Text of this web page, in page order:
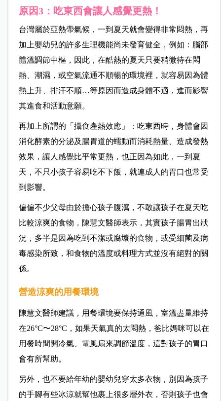
原因3：吃東西會讓人感覺更熱！
台灣屬於亞熱帶氣候，一到夏天就會變得非常悶熱，再
加上嬰幼兒的許多生理機能尚未發育健全，例如：腦部
體溫調節中樞，因此，在酷熱的夏天只要稍微待在悶
熱、潮濕，或空氣流通不順暢的環境裡，就容易因為體
熱上升、排汗不順…等原因而造成身體不適，進而影響
其進食和活動意願。
再加上所謂的「攝食產熱效應」：吃東西時，身體會因
消化酵素的分泌及腸胃道的蠕動而消耗熱量、造成發熱
效果，讓人感覺比平常更熱，也正因為如此，一到夏
天，不只小孩子容易吃不下飯，就連成人的胃口也常受
到影響。
偏偏不少父母由於擔心孩子腹瀉，不敢讓孩子在夏天吃
比較涼爽的食物，陳慧文醫師表示，其實孩子腸胃出狀
況，多半是因為吃到不潔或腐壞的食物，或受細菌及病
毒感染所致，和食物的溫度或料理方式並沒有絕對的關
係。
營造涼爽的用餐環境
陳慧文醫師建議，用餐環境要保持通風，室溫盡量維持
在26°C〜28°C，如果天氣真的太悶熱，爸比媽咪可以在
用餐時間開冷氣、電風扇來調節溫度，這對孩子的胃口
會有所幫助。
另外，也不要給年幼的嬰幼兒穿太多衣物，別因為孩子
的手腳有些冰涼就幫他裹上很多層外衣，否則孩子也會